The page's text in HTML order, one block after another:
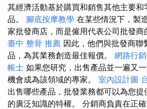
其經濟活動基於購買和銷售其他主要和
品。 腳底按摩教學 在某些情況下，製
家批發商店，而是僱用代表公司批發商
臺中 整骨 推薦 因此，他們與批發商
品，為其業務創造最佳報價。 網路行
帳士 如果您研究，出售產品並一遍又
機會成為該領域的專家。 室內設計圖
出售哪些產品，批發業務都可以為您
的廣泛知識的特權。 分銷商負責在正